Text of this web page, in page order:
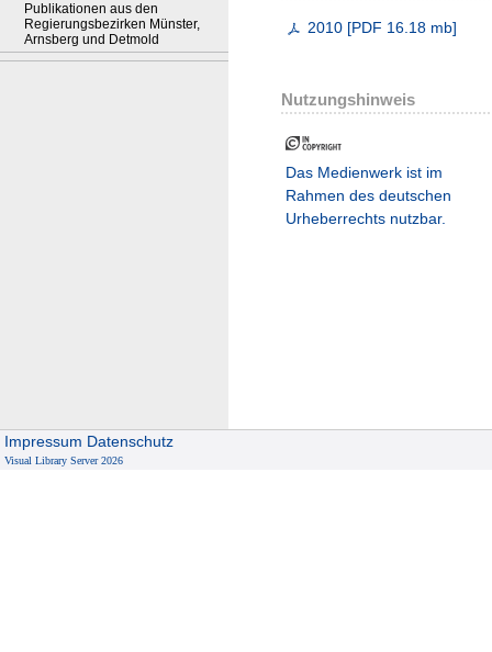
Publikationen aus den
Regierungsbezirken Münster,
Arnsberg und Detmold
2010 [PDF 16.18 mb]
Nutzungshinweis
Das Medienwerk ist im
Rahmen des deutschen
Urheberrechts nutzbar.
Impressum Datenschutz
Visual Library Server 2026